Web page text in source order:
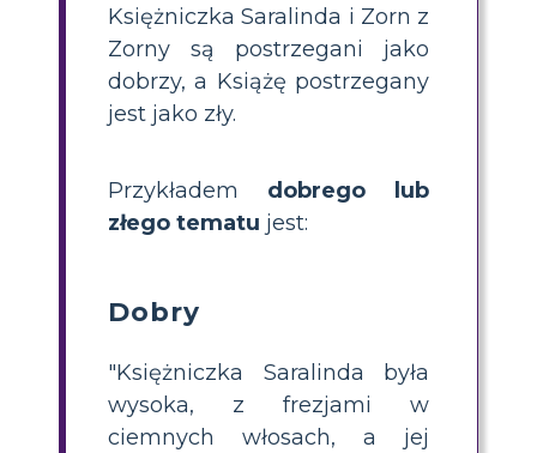
Księżniczka Saralinda i Zorn z
Zorny są postrzegani jako
dobrzy, a Książę postrzegany
jest jako zły.
Przykładem dobrego lub
złego tematu jest:
Dobry
"Księżniczka Saralinda była
wysoka, z frezjami w
ciemnych włosach, a jej